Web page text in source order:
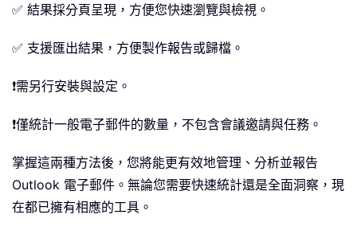
✅ 結果採分頁呈現，方便您快速瀏覽與檢視。
✅ 支援匯出結果，方便製作報告或歸檔。
❗需另行安裝與設定。
❗僅統計一般電子郵件的數量，不包含會議邀請與任務。
掌握這兩種方法後，您將能更有效地管理、分析並報告
Outlook 電子郵件。無論您需要快速統計還是全面洞察，現
在都已擁有相應的工具。